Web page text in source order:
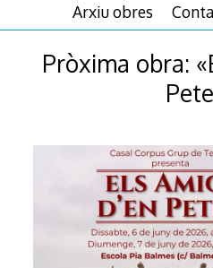
Arxiu obres
Pròxima obra: